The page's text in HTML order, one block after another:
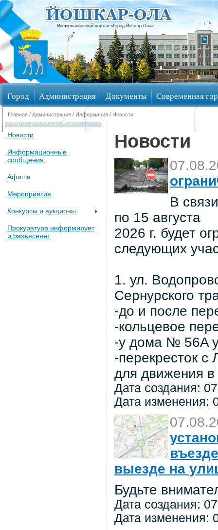
Информационный портал «Город Йошкар-Ола»
Город Администрация Документы Современная
Обращения граждан Общественные обсуждения
Главная / Администрация / Информация / Новости
Новости
Информационные
сообщения
Афиша
Мероприятия
Конкурсы и аукционы
Прокуратура информирует
и разъясняет
Новости
В
по 15 августа
2026 г. будет
следующих
1. ул.
Сернурского
-до и после
-кольцевое
-у дома № 56A
-перекресток с
для движения
Дата создания:
Дата изменения:
выезде на
Будьте
Дата создания:
Дата изменения: